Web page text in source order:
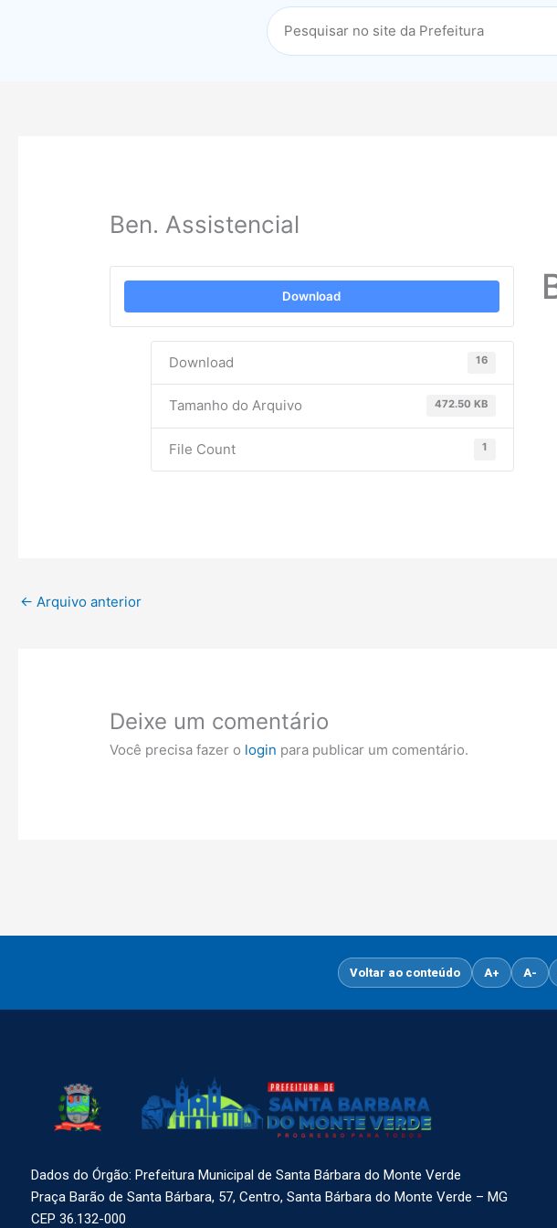
Ben. Assistencial
Download
Download 16
Tamanho do Arquivo 472.50 KB
File Count 1
← Arquivo anterior
Deixe um comentário
Você precisa fazer o login para publicar um comentário.
Voltar ao conteúdo A+ A-
Dados do Órgão: Prefeitura Municipal de Santa Bárbara do Monte Verde
Praça Barão de Santa Bárbara, 57, Centro, Santa Bárbara do Monte Verde – MG
CEP 36.132-000